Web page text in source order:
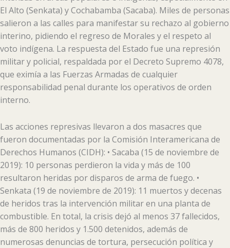
El Alto (Senkata) y Cochabamba (Sacaba). Miles de personas
salieron a las calles para manifestar su rechazo al gobierno
interino, pidiendo el regreso de Morales y el respeto al
voto indígena. La respuesta del Estado fue una represión
militar y policial, respaldada por el Decreto Supremo 4078,
que eximía a las Fuerzas Armadas de cualquier
responsabilidad penal durante los operativos de orden
interno.
Las acciones represivas llevaron a dos masacres que
fueron documentadas por la Comisión Interamericana de
Derechos Humanos (CIDH): • Sacaba (15 de noviembre de
2019): 10 personas perdieron la vida y más de 100
resultaron heridas por disparos de arma de fuego. •
Senkata (19 de noviembre de 2019): 11 muertos y decenas
de heridos tras la intervención militar en una planta de
combustible. En total, la crisis dejó al menos 37 fallecidos,
más de 800 heridos y 1.500 detenidos, además de
numerosas denuncias de tortura, persecución política y